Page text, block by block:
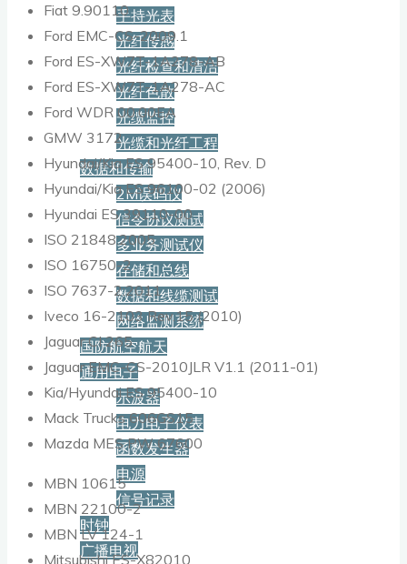
手持光表
光纤传感
光纤检查和清洁
光纤色散
光缆监控
光缆和光纤工程
数据和传输
2M误码仪
信令协议测试
多业务测试仪
存储和总线
数据和线缆测试
网络监测系统
国防航空航天
通用电子
示波器
电力电子仪表
函数发生器
电源
信号记录
时钟
广播电视
Fiat 9.90110
Ford EMC-CS-2009.1
Ford ES-XW7T-1A278-AB
Ford ES-XW7T-1A278-AC
Ford WDR 00.00EA
GMW 3172
Hyundai/Kia ES 95400-10, Rev. D
Hyundai/Kia ES 96100-02 (2006)
Hyundai ES 39110-00
ISO 21848:2005
ISO 16750-2
ISO 7637-2:2011
Iveco 16-2103 Rev.15 (2010)
Jaguar CI 265
Jaguar EMC-CS-2010JLR V1.1 (2011-01)
Kia/Hyundai ES 95400-10
Mack Trucks 606GS15
Mazda MES PW 67600
MBN 10615
MBN 22100-2
MBN LV 124-1
Mitsubishi ES-X82010